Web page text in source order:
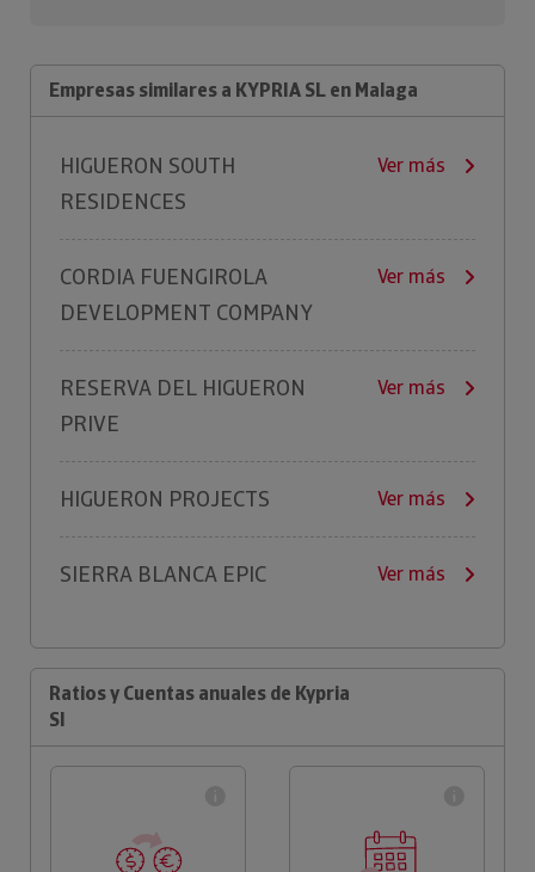
Empresas similares a KYPRIA SL en Malaga
HIGUERON SOUTH
RESIDENCES
Ver más
CORDIA FUENGIROLA
DEVELOPMENT COMPANY
Ver más
RESERVA DEL HIGUERON
PRIVE
Ver más
HIGUERON PROJECTS Ver más
SIERRA BLANCA EPIC Ver más
Ratios y Cuentas anuales de Kypria
Sl